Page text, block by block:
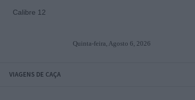
Calibre 12
Quinta-feira, Agosto 6, 2026
VIAGENS DE CAÇA